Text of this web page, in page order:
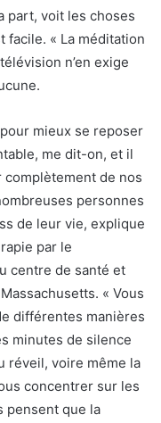
part, voit les choses
facile. « La méditation
n’en exige
mieux se reposer
me dit-on, et il
complètement de nos
personnes
de leur vie, explique
par le
centre de santé et
« Vous
différentes manières
minutes de silence
réveil, voire même la
concentrer sur les
pensent que la